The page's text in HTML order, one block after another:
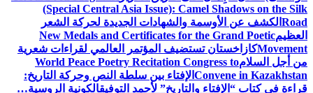
(Special Central Asia Issue): Camel Shadows on the Silk
Road الكشف عن الأوسمة والشهادات الجديدة لحركة الشعر
العظيمNew Medals and Certificates for the Grand Poetic
Movementكازاخستان تستضيف المؤتمر العالمي لقراءات شعرية
من أجل السلامWorld Peace Poetry Recitation Congress to
Convene in Kazakhstan الإفتاء بين سلطة النص وحركة التاريخ:
قراءة في كتاب “الإفتاء والتاريخ” لأحمد التوفيقالكونية الروسية…